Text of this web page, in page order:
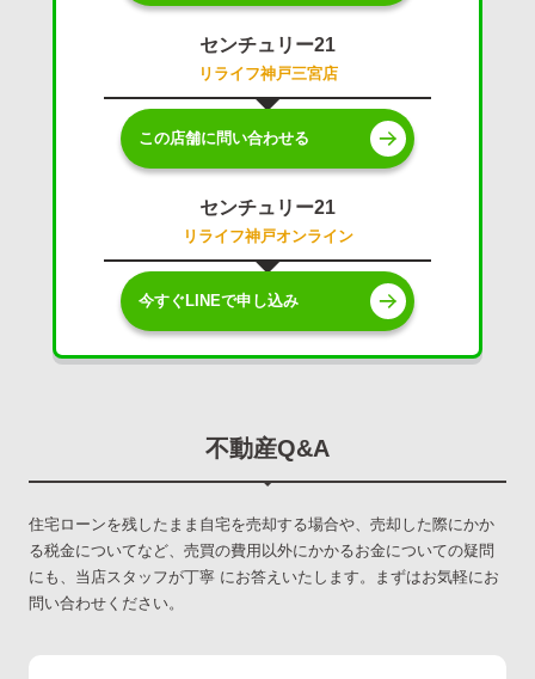
センチュリー21
リライフ神戸三宮店
この店舗に問い合わせる
センチュリー21
リライフ神戸オンライン
今すぐLINEで申し込み
不動産Q&A
住宅ローンを残したまま自宅を売却する場合や、売却した際にかか
る税金についてなど、売買の費用以外にかかるお金についての疑問
にも、当店スタッフが丁寧 にお答えいたします。まずはお気軽にお
問い合わせください。